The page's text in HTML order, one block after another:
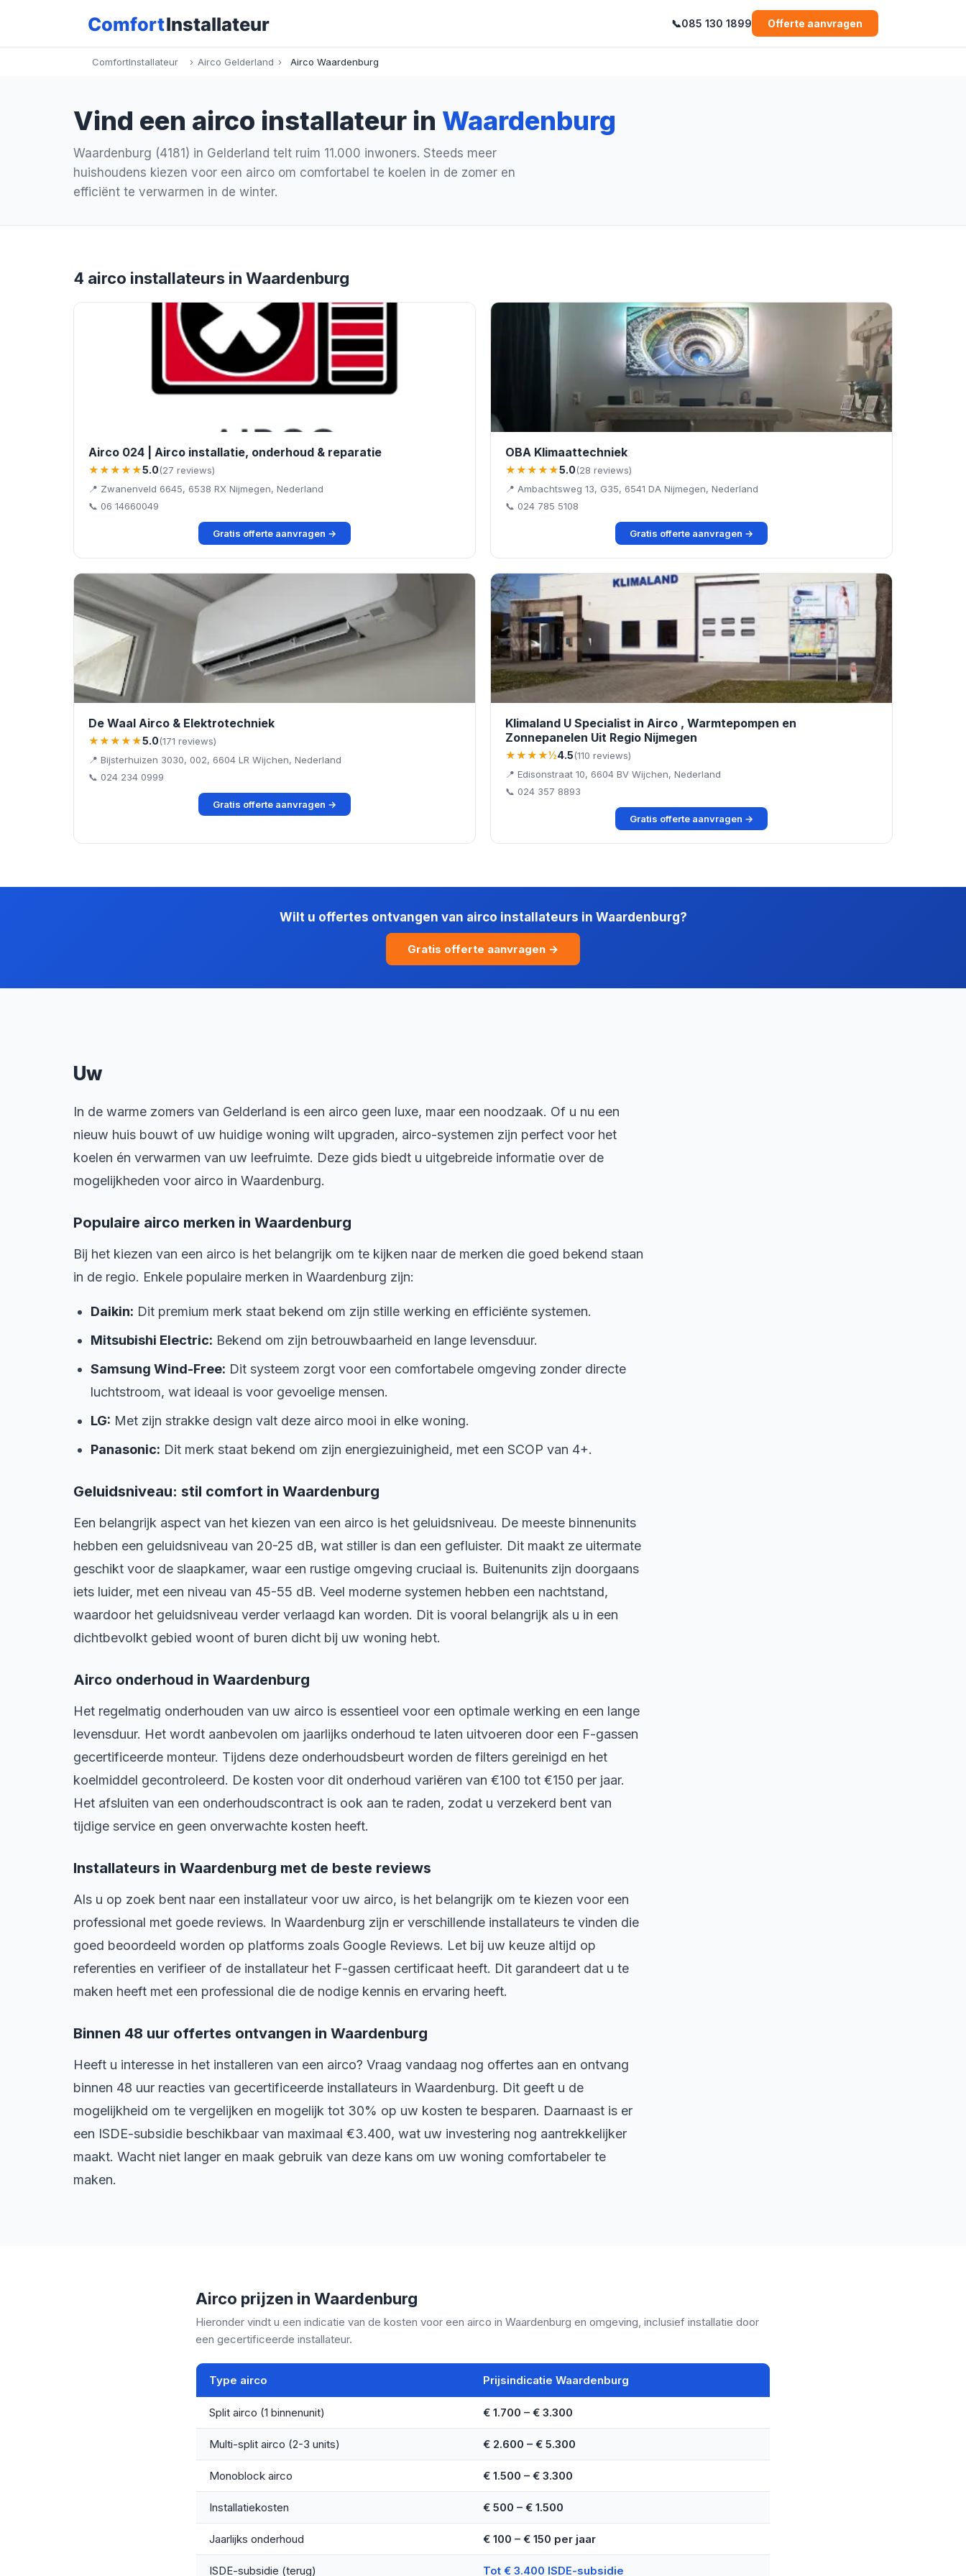
📞085 130 1899 Offerte aanvragen
ComfortInstallateur › Airco Gelderland › Airco Waardenburg
Vind een airco installateur in Waardenburg
Waardenburg (4181) in Gelderland telt ruim 11.000 inwoners. Steeds meer
huishoudens kiezen voor een airco om comfortabel te koelen in de zomer en
efficiënt te verwarmen in de winter.
4 airco installateurs in Waardenburg
Airco 024 | Airco installatie, onderhoud & reparatie
★★★★★5.0(27 reviews)
📍 Zwanenveld 6645, 6538 RX Nijmegen, Nederland
📞 06 14660049
Gratis offerte aanvragen →
OBA Klimaattechniek
★★★★★5.0(28 reviews)
📍 Ambachtsweg 13, G35, 6541 DA Nijmegen, Nederland
📞 024 785 5108
Gratis offerte aanvragen →
De Waal Airco & Elektrotechniek
★★★★★5.0(171 reviews)
📍 Bijsterhuizen 3030, 002, 6604 LR Wijchen, Nederland
📞 024 234 0999
Gratis offerte aanvragen →
Klimaland U Specialist in Airco , Warmtepompen en
Zonnepanelen Uit Regio Nijmegen
★★★★½4.5(110 reviews)
📍 Edisonstraat 10, 6604 BV Wijchen, Nederland
📞 024 357 8893
Gratis offerte aanvragen →
Wilt u offertes ontvangen van airco installateurs in Waardenburg?
Gratis offerte aanvragen →
Uw
In de warme zomers van Gelderland is een airco geen luxe, maar een noodzaak. Of u nu een
nieuw huis bouwt of uw huidige woning wilt upgraden, airco-systemen zijn perfect voor het
koelen én verwarmen van uw leefruimte. Deze gids biedt u uitgebreide informatie over de
mogelijkheden voor airco in Waardenburg.
Populaire airco merken in Waardenburg
Bij het kiezen van een airco is het belangrijk om te kijken naar de merken die goed bekend staan
in de regio. Enkele populaire merken in Waardenburg zijn:
Daikin: Dit premium merk staat bekend om zijn stille werking en efficiënte systemen.
Mitsubishi Electric: Bekend om zijn betrouwbaarheid en lange levensduur.
Samsung Wind-Free: Dit systeem zorgt voor een comfortabele omgeving zonder directe
luchtstroom, wat ideaal is voor gevoelige mensen.
LG: Met zijn strakke design valt deze airco mooi in elke woning.
Panasonic: Dit merk staat bekend om zijn energiezuinigheid, met een SCOP van 4+.
Geluidsniveau: stil comfort in Waardenburg
Een belangrijk aspect van het kiezen van een airco is het geluidsniveau. De meeste binnenunits
hebben een geluidsniveau van 20-25 dB, wat stiller is dan een gefluister. Dit maakt ze uitermate
geschikt voor de slaapkamer, waar een rustige omgeving cruciaal is. Buitenunits zijn doorgaans
iets luider, met een niveau van 45-55 dB. Veel moderne systemen hebben een nachtstand,
waardoor het geluidsniveau verder verlaagd kan worden. Dit is vooral belangrijk als u in een
dichtbevolkt gebied woont of buren dicht bij uw woning hebt.
Airco onderhoud in Waardenburg
Het regelmatig onderhouden van uw airco is essentieel voor een optimale werking en een lange
levensduur. Het wordt aanbevolen om jaarlijks onderhoud te laten uitvoeren door een F-gassen
gecertificeerde monteur. Tijdens deze onderhoudsbeurt worden de filters gereinigd en het
koelmiddel gecontroleerd. De kosten voor dit onderhoud variëren van €100 tot €150 per jaar.
Het afsluiten van een onderhoudscontract is ook aan te raden, zodat u verzekerd bent van
tijdige service en geen onverwachte kosten heeft.
Installateurs in Waardenburg met de beste reviews
Als u op zoek bent naar een installateur voor uw airco, is het belangrijk om te kiezen voor een
professional met goede reviews. In Waardenburg zijn er verschillende installateurs te vinden die
goed beoordeeld worden op platforms zoals Google Reviews. Let bij uw keuze altijd op
referenties en verifieer of de installateur het F-gassen certificaat heeft. Dit garandeert dat u te
maken heeft met een professional die de nodige kennis en ervaring heeft.
Binnen 48 uur offertes ontvangen in Waardenburg
Heeft u interesse in het installeren van een airco? Vraag vandaag nog offertes aan en ontvang
binnen 48 uur reacties van gecertificeerde installateurs in Waardenburg. Dit geeft u de
mogelijkheid om te vergelijken en mogelijk tot 30% op uw kosten te besparen. Daarnaast is er
een ISDE-subsidie beschikbaar van maximaal €3.400, wat uw investering nog aantrekkelijker
maakt. Wacht niet langer en maak gebruik van deze kans om uw woning comfortabeler te
maken.
Airco prijzen in Waardenburg
Hieronder vindt u een indicatie van de kosten voor een airco in Waardenburg en omgeving, inclusief installatie door
een gecertificeerde installateur.
Type airco Prijsindicatie Waardenburg
Split airco (1 binnenunit) € 1.700 – € 3.300
Multi-split airco (2-3 units) € 2.600 – € 5.300
Monoblock airco € 1.500 – € 3.300
Installatiekosten € 500 – € 1.500
Jaarlijks onderhoud € 100 – € 150 per jaar
ISDE-subsidie (terug) Tot € 3.400 ISDE-subsidie